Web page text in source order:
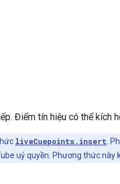
Điểm tín hiệu có thể kích
liveCuepoints.insert .
uỷ quyền. Phương thức này